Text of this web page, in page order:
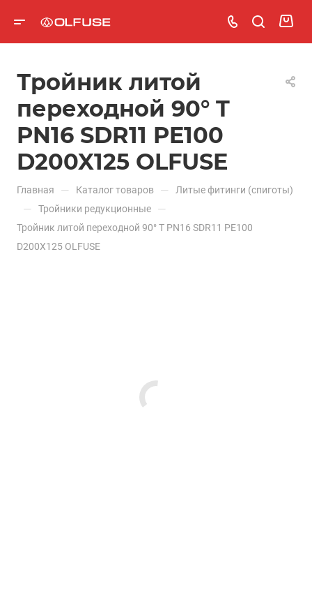
Тройник литой
переходной 90° T
PN16 SDR11 PE100
D200X125 OLFUSE
Главная — Каталог товаров — Литые фитинги (спиготы)
— Тройники редукционные —
Тройник литой переходной 90° T PN16 SDR11 PE100
D200X125 OLFUSE